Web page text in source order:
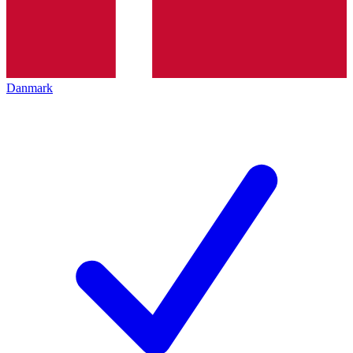
Danmark